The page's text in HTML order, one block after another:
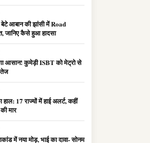
आबान की झांसी में Road
जानिए कैसे हुआ हादसा
आसान! कुमेड़ी ISBT को मेट्रो से
तेज
हाल: 17 राज्यों में हाई अलर्ट, कहीं
मार
में नया मोड़, भाई का दावा- सोनम